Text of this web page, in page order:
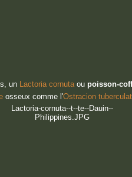
un Lactoria cornutaou poisson-
osseux comme l'Ostracion